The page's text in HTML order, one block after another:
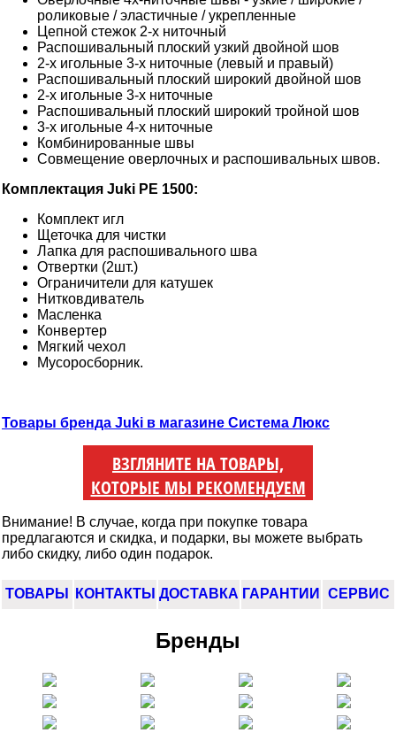
роликовые / эластичные / укрепленные
Цепной стежок 2-х ниточный
Распошивальный плоский узкий двойной шов
2-х игольные 3-х ниточные (левый и правый)
Распошивальный плоский широкий двойной шов
2-х игольные 3-х ниточные
Распошивальный плоский широкий тройной шов
3-х игольные 4-х ниточные
Комбинированные швы
Совмещение оверлочных и распошивальных швов.
Комплектация Juki PE 1500:
Комплект игл
Щеточка для чистки
Лапка для распошивального шва
Отвертки (2шт.)
Ограничители для катушек
Нитковдиватель
Масленка
Конвертер
Мягкий чехол
Мусоросборник.
Товары бренда Juki в магазине Система Люкс
ВЗГЛЯНИТЕ НА ТОВАРЫ,
КОТОРЫЕ МЫ РЕКОМЕНДУЕМ
Внимание! В случае, когда при покупке товара
предлагаются и скидка, и подарки, вы можете выбрать
либо скидку, либо один подарок.
ТОВАРЫ КОНТАКТЫ ДОСТАВКА ГАРАНТИИ СЕРВИС
Бренды